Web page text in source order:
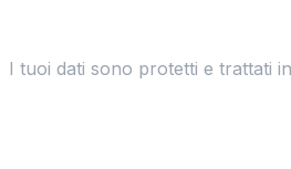
I tuoi dati sono protetti e trattati